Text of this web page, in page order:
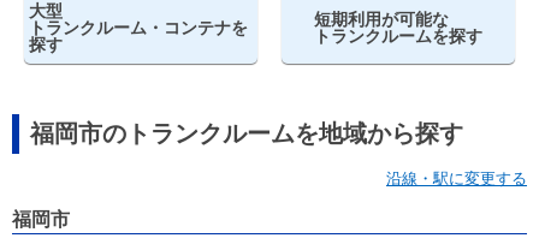
大型
トランクルーム・コンテナを
探す
短期利用が可能な
トランクルームを探す
福岡市のトランクルームを地域から探す
沿線・駅に変更する
福岡市